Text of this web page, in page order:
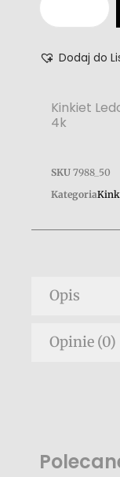
Dodaj do
Kinkiet
4k
SKU 7988_50
Kategoria
Opis
Opinie (0)